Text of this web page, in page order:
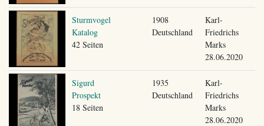
Sturmvogel
Katalog
42 Seiten
1908
Deutschland
Karl-
Friedrichs
Marks
28.06.2020
Sigurd
Prospekt
18 Seiten
1935
Deutschland
Karl-
Friedrichs
Marks
28.06.2020